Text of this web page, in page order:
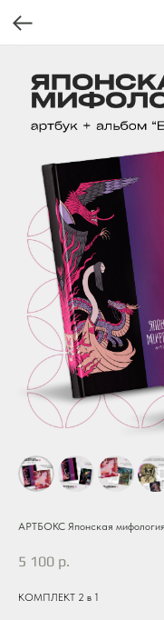
АРТБОКС Японская
5 100 р.
КОМПЛЕКТ 2 в 1